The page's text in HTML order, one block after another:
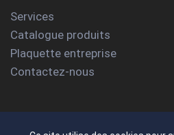
Services
Catalogue produits
Plaquette entreprise
Contactez-nous